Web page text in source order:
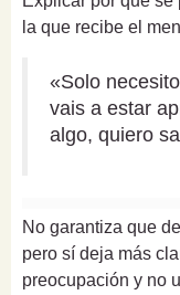
la que recibe el
«Solo
vais a estar
algo, quiero
No garantiza que
pero sí deja más
preocupación y no